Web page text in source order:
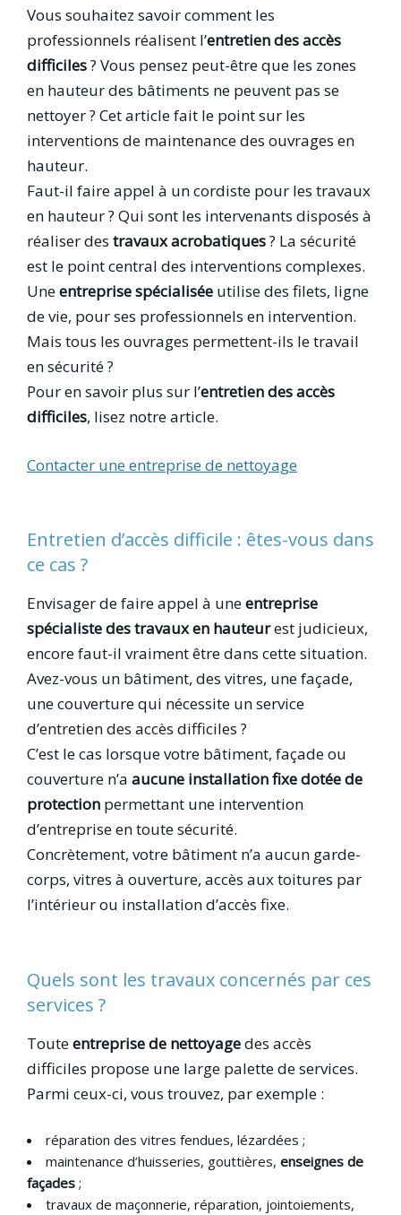
Vous souhaitez savoir comment les
professionnels réalisent l’entretien des accès
difficiles? Vous pensez peut-être que les zones
en hauteur des bâtiments ne peuvent pas se
nettoyer ? Cet article fait le point sur les
interventions de maintenance des ouvrages en
hauteur.
Faut-il faire appel à un cordiste pour les travaux
en hauteur ? Qui sont les intervenants disposés à
réaliser des travaux acrobatiques? La sécurité
est le point central des interventions complexes.
Uneentreprise spécialisée utilise des filets, ligne
de vie, pour ses professionnels en intervention.
Mais tous les ouvrages permettent-ils le travail
en sécurité ?
Pour en savoir plus sur l’entretien des accès
difficiles, lisez notre article.
Contacter une entreprise de nettoyage
Entretien d’accès difficile : êtes-vous dans
ce cas ?
Envisager de faire appel à uneentreprise
spécialiste des travaux en hauteurest judicieux,
encore faut-il vraiment être dans cette situation.
Avez-vous un bâtiment, des vitres, une façade,
une couverture qui nécessite un service
d’entretien des accès difficiles ?
C’est le cas lorsque votre bâtiment, façade ou
couverture n’a aucune installation fixe dotée de
protection permettant une intervention
d’entreprise en toute sécurité.
Concrètement, votre bâtiment n’a aucun garde-
corps, vitres à ouverture, accès aux toitures par
l’intérieur ou installation d’accès fixe.
Quels sont les travaux concernés par ces
services ?
Touteentreprise de nettoyagedes accès
difficiles propose une large palette de services.
Parmi ceux-ci, vous trouvez, par exemple :
réparation des vitres fendues, lézardées ;
maintenance d’huisseries, gouttières, enseignes de
façades ;
travaux de maçonnerie, réparation, jointoiements,